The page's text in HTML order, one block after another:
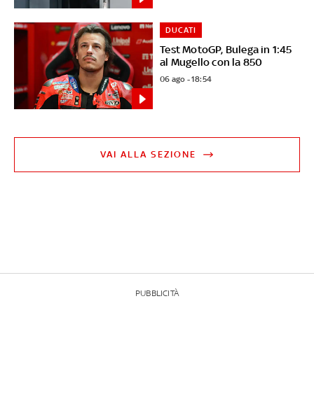
Test MotoGP, Bulega in 1:45
al Mugello con la 850
DUCATI
06 ago - 18:54
VAI ALLA SEZIONE
PUBBLICITÀ